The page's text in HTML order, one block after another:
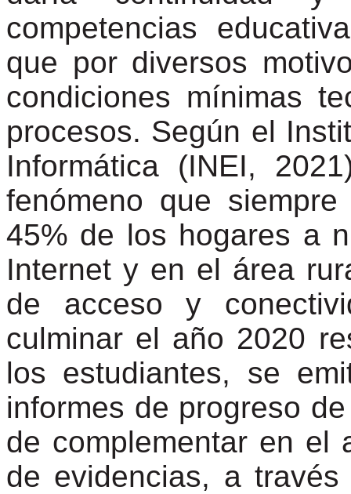
competencias
que por diversos
condiciones mínimas
procesos. Según el
Informática (INEI,
fenómeno que
45% de los hogares a
Internet y en el área
de acceso y
culminar el año 2020
los estudiantes, se
informes de progreso
de complementar en el
de evidencias, a